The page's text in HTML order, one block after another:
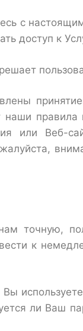
с
доступ к
или Веб-
точную,
к
ли Ваш